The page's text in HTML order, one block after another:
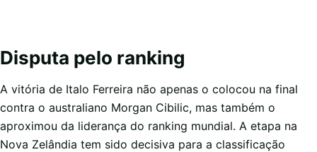
Disputa pelo ranking
A vitória de Italo Ferreira não apenas o colocou na final
contra o australiano Morgan Cibilic, mas também o
aproximou da liderança do ranking mundial. A etapa na
Nova Zelândia tem sido decisiva para a classificação